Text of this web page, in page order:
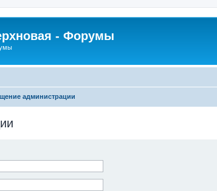
- Форумы
администрации